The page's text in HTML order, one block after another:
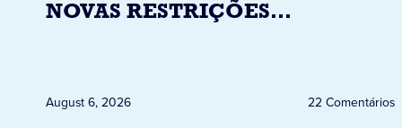
NOVAS RESTRIÇÕES
August 6, 2026 22 Comentários